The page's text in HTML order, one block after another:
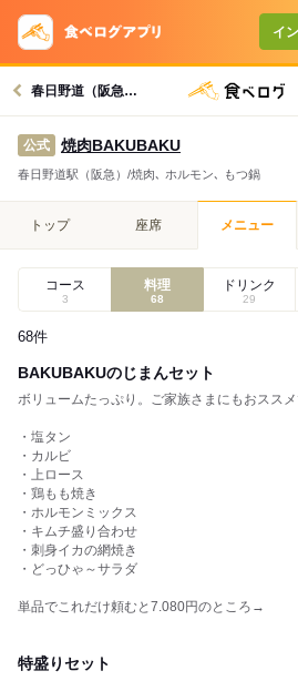
イ
春日野道（阪急）駅グルメへ
公式 焼肉BAKUBAKU
春日野道駅（阪急）/焼肉､ ホルモン､ もつ鍋
トップ 座席 メニュー
コース
3
料理
68
ドリンク
29
68件
BAKUBAKUのじまんセット
ボリュームたっぷり。ご家族さまにもおスス
・塩タン
・カルビ
・上ロース
・鶏もも焼き
・ホルモンミックス
・キムチ盛り合わせ
・刺身イカの網焼き
・どっひゃ～サラダ
単品でこれだけ頼むと7.080円のところ→
特盛りセット